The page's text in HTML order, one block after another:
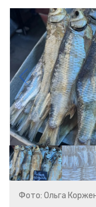
Фото: Ольга